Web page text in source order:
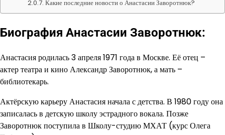
Какие последние новости о Анастасии Заворотнюк?
Биография Анастасии Заворотнюк:
Анастасия родилась 3 апреля 1971 года в Москве. Её отец –
актер театра и кино Александр Заворотнюк, а мать –
библиотекарь.
Актёрскую карьеру Анастасия начала с детства. В 1980 году она
записалась в детскую школу эстрадного вокала. Позже
Заворотнюк поступила в Школу-студию МХАТ (курс Олега